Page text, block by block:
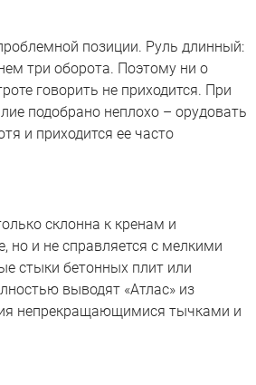
позиции. Руль длинный:
три оборота. Поэтому ни о
говорить не приходится. При
подобрано неплохо – орудовать
и приходится ее часто
склонна к кренам и
но и не справляется с мелкими
стыки бетонных плит или
выводят «Атлас» из
непрекращающимися тычками и